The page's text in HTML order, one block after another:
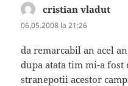
cristian vladut
06.05.2008 la 21:26
da remarcabil an acel
dupa atata tim mi-a fost
stranepotii acestor